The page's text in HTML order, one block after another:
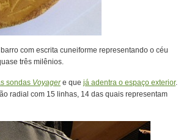
com escrita cuneiforme representando o céu
três milênios.
sondas Voyagere que já adentra o espaço exterior.
radial com 15 linhas, 14 das quais representam